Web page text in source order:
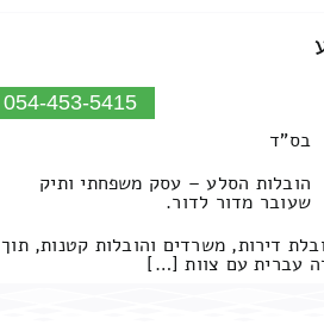
054-453-5415
בס"ד
הובלות הסלע – עסק משפחתי ותיק
שעובר מדור לדור.
דירות, משרדים והובלות קטנות, תוך
עברית עם צוות […]